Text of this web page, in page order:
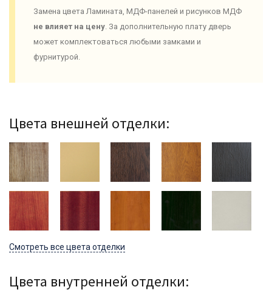
Замена цвета Ламината, МДФ-панелей и рисунков МДФ
не влияет на цену. За дополнительную плату дверь
может комплектоваться любыми замками и
фурнитурой.
Цвета внешней отделки:
Смотреть все цвета отделки
Цвета внутренней отделки: